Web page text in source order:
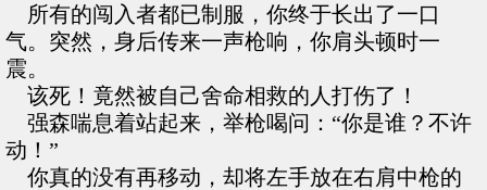
所有的闯入者都已制服，你终于长出了一口
气。突然，身后传来一声枪响，你肩头顿时一
震。
该死！竟然被自己舍命相救的人打伤了！
强森喘息着站起来，举枪喝问：“你是谁？不许
动！”
你真的没有再移动，却将左手放在右肩中枪的